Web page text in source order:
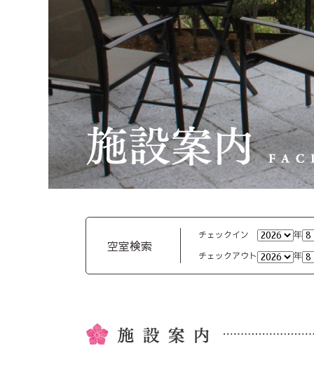
空室検索
チェックイン
年
チェックアウト
年